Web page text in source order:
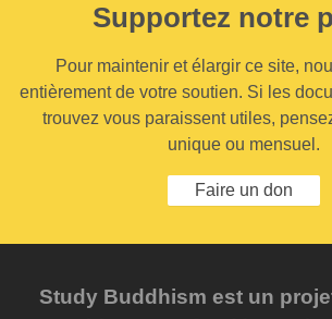
Supportez notre
Pour maintenir et élargir ce site,
entièrement de votre soutien. Si les
trouvez vous paraissent utiles,
unique ou mensuel.
Faire un don
Study Buddhism est un